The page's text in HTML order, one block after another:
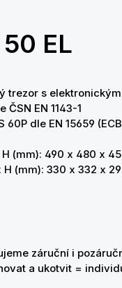
50 EL
trezor s
EN 1143-1
60P dle EN 15659
(mm): 490 x 480 x
(mm): 330 x 332 x
záruční i
a ukotvit =